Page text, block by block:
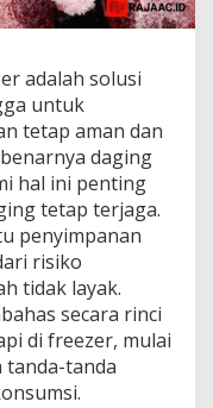
adalah solusi
untuk
tetap aman dan
daging
hal ini penting
tetap terjaga.
penyimpanan
risiko
tidak layak.
secara rinci
di freezer, mulai
tanda-tanda